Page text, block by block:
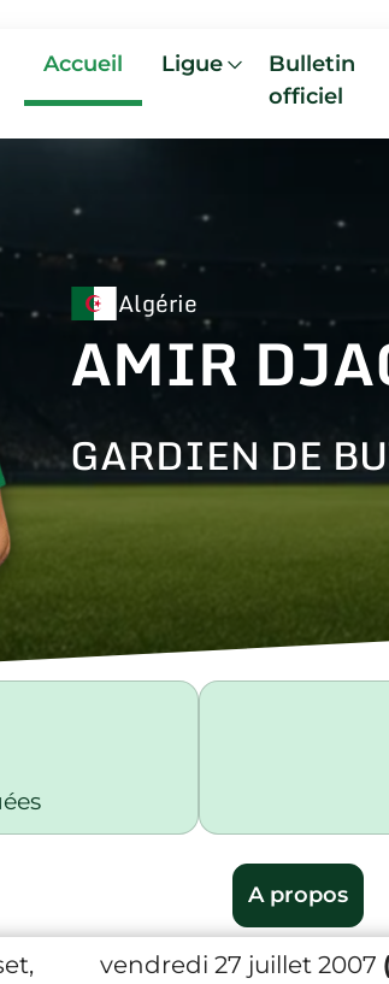
Accueil Ligue
Bulletin
officiel
Algérie
AMIR
GARDIEN DE
A propos
vendredi 27 juillet 2007